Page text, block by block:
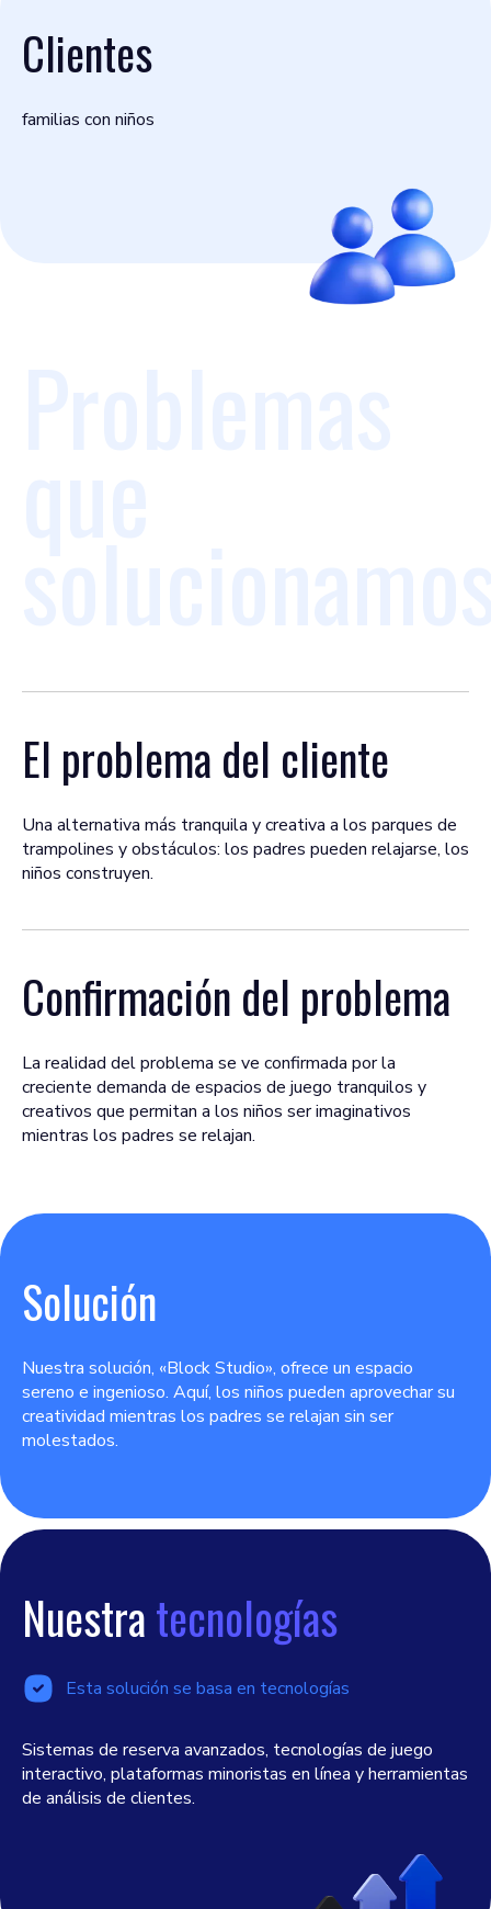
Clientes
familias con niños
El problema del cliente
Una alternativa más tranquila y creativa a los parques de
trampolines y obstáculos: los padres pueden relajarse, los
niños construyen.
Confirmación del problema
La realidad del problema se ve confirmada por la
creciente demanda de espacios de juego tranquilos y
creativos que permitan a los niños ser imaginativos
mientras los padres se relajan.
Solución
Nuestra solución, «Block Studio», ofrece un espacio
sereno e ingenioso. Aquí, los niños pueden aprovechar su
creatividad mientras los padres se relajan sin ser
molestados.
Nuestratecnologías
Esta solución se basa en tecnologías
Sistemas de reserva avanzados, tecnologías de juego
interactivo, plataformas minoristas en línea y herramientas
de análisis de clientes.